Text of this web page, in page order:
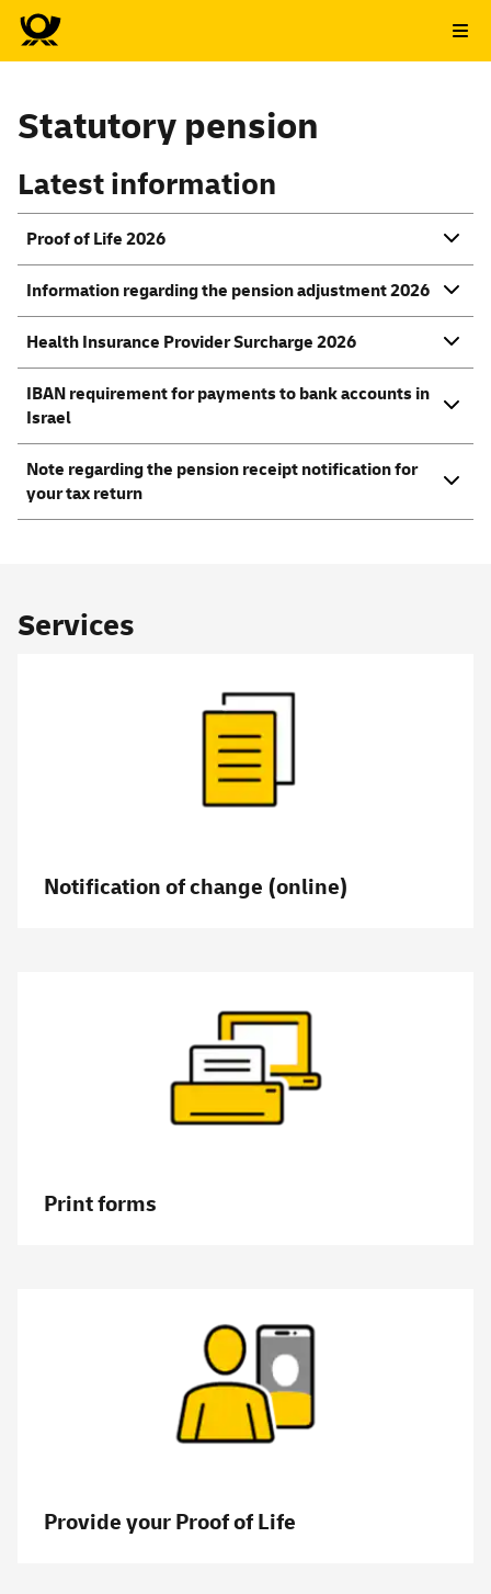
Statutory pension
Latest information
Proof of Life 2026
Information regarding the pension adjustment 2026
Health Insurance Provider Surcharge 2026
IBAN requirement for payments to bank accounts in
Israel
Note regarding the pension receipt notification for
your tax return
Services
Notification of change (online)
Print forms
Provide your Proof of Life